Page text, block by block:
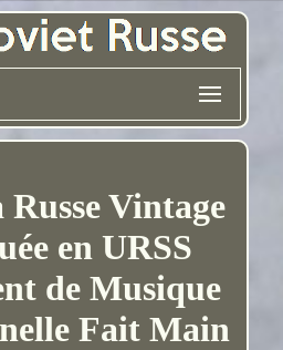
Vintage
en URSS
de Musique
Fait Main